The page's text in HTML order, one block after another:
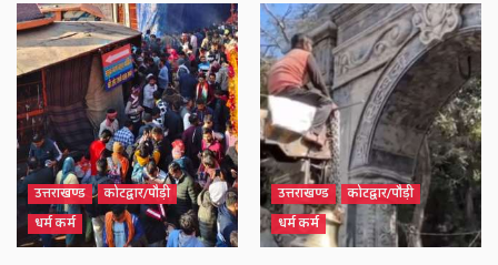
उत्तराखण्ड
कोटद्वार/पौड़ी
धर्म कर्म
उत्तराखण्ड
कोटद्वार/पौड़ी
धर्म कर्म